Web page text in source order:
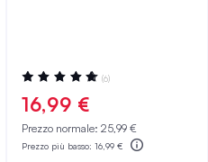
Valutazione:
97%
(6)
16,99 €
Prezzo normale: 25,99 €
Prezzo più basso: 16,99 €